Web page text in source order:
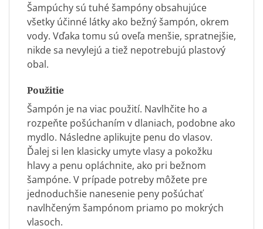
Šampúchy sú tuhé šampóny obsahujúce
všetky účinné látky ako bežný šampón, okrem
vody. Vďaka tomu sú oveľa menšie, spratnejšie,
nikde sa nevylejú a tiež nepotrebujú plastový
obal.
Použitie
Šampón je na viac použití. Navlhčite ho a
rozpeňte pošúchaním v dlaniach, podobne ako
mydlo. Následne aplikujte penu do vlasov.
Ďalej si len klasicky umyte vlasy a pokožku
hlavy a penu opláchnite, ako pri bežnom
šampóne. V prípade potreby môžete pre
jednoduchšie nanesenie peny pošúchať
navlhčeným šampónom priamo po mokrých
vlasoch.